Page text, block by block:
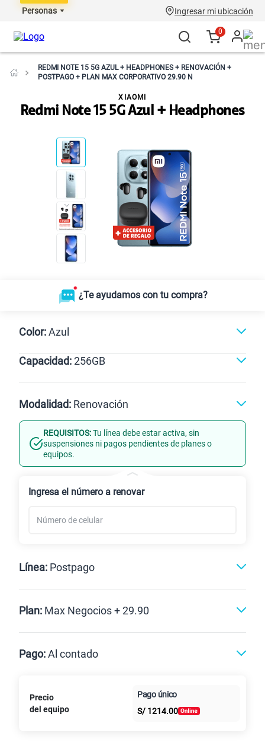
Personas Ingresar mi ubicación
0
REDMI NOTE 15 5G AZUL + HEADPHONES + RENOVACIÓN +
POSTPAGO + PLAN MAX CORPORATIVO 29.90 N
Redmi Note 15 5G Azul + Headphones
XIAOMI
¿Te ayudamos con tu compra?
Color:Azul
Negro
Capacidad:256GB
256GB
Modalidad: Renovación
Línea Nueva Portabilidad
REQUISITOS:Tu línea debe estar activa, sin
suspensiones ni pagos pendientes de planes o
equipos.
Ingresa el número a renovar
Línea: Postpago
Postpago
Plan: Max Negocios + 29.90
Paga solo
10GBen alta velocidad
S/
Pago:Al contado
Al contado Cuotas Claro
intereses
Precio
del equipo
Pago único
S/ 1214.00